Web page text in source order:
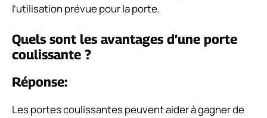
l’utilisation prévue pour la porte.
Quels sont les avantages d’une porte
coulissante ?
Réponse:
Les portes coulissantes peuvent aider à gagner de